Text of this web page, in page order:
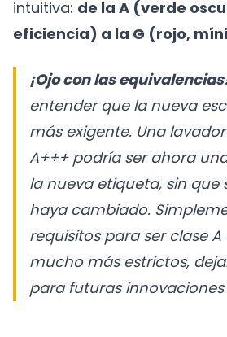
intuitiva: de la A (verde
eficiencia) a la G (rojo,
¡Ojo con las
entender que la nueva
más exigente. Una
A+++ podría ser ahora
la nueva etiqueta, sin que
haya cambiado.
requisitos para ser clase
mucho más estrictos,
para futuras